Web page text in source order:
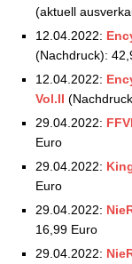
(aktuell
12.04.2022:
(Nachdruck):
12.04.2022:
Vol.II
29.04.2022:
Euro
29.04.2022:
Euro
29.04.2022:
16,99 Euro
29.04.2022: